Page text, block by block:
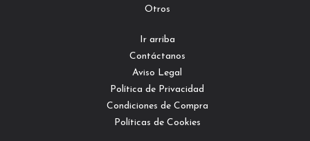
Otros
Ir arriba
Contáctanos
Aviso Legal
Política de Privacidad
Condiciones de Compra
Políticas de Cookies